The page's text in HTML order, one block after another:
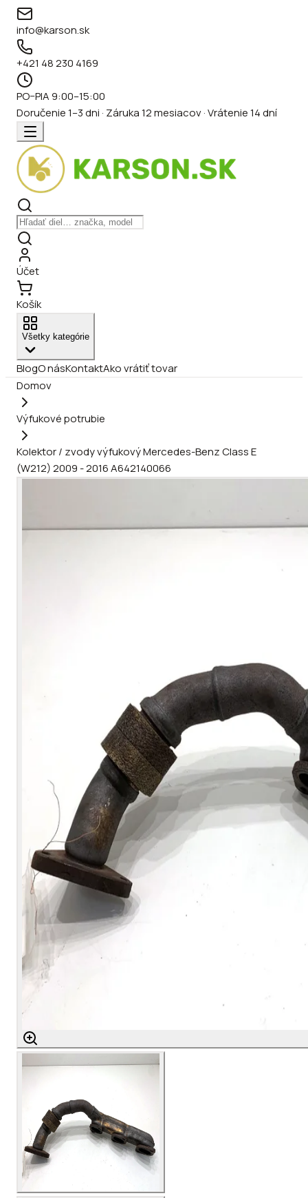
info@karson.sk
+421 48 230 4169
PO–PIA 9:00–15:00
Doručenie 1–3 dni · Záruka 12 mesiacov · Vrátenie 14 dní
Účet
Košík
Všetky kategórie
BlogO násKontaktAko vrátiť tovar
Domov
Výfukové potrubie
Kolektor / zvody výfukový Mercedes-Benz Class E
(W212) 2009 - 2016 A642140066